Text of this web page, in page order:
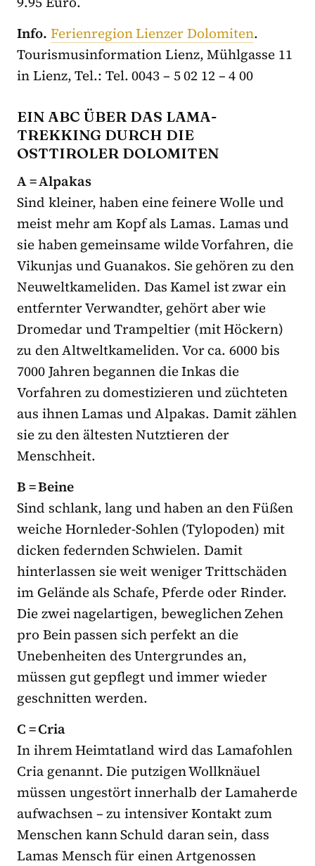
Info. Ferienregion Lienzer Dolomiten.
Tourismusinformation Lienz, Mühlgasse 11
in Lienz, Tel.: Tel. 0043 – 5 02 12 – 4 00
EIN ABC ÜBER DAS LAMA-
TREKKING DURCH DIE
OSTTIROLER DOLOMITEN
A = Alpakas
Sind kleiner, haben eine feinere Wolle und
meist mehr am Kopf als Lamas. Lamas und
sie haben gemeinsame wilde Vorfahren, die
Vikunjas und Guanakos. Sie gehören zu den
Neuweltkameliden. Das Kamel ist zwar ein
entfernter Verwandter, gehört aber wie
Dromedar und Trampeltier (mit Höckern)
zu den Altweltkameliden. Vor ca. 6000 bis
7000 Jahren begannen die Inkas die
Vorfahren zu domestizieren und züchteten
aus ihnen Lamas und Alpakas. Damit zählen
sie zu den ältesten Nutztieren der
Menschheit.
B = Beine
Sind schlank, lang und haben an den Füßen
weiche Hornleder-Sohlen (Tylopoden) mit
dicken federnden Schwielen. Damit
hinterlassen sie weit weniger Trittschäden
im Gelände als Schafe, Pferde oder Rinder.
Die zwei nagelartigen, beweglichen Zehen
pro Bein passen sich perfekt an die
Unebenheiten des Untergrundes an,
müssen gut gepflegt und immer wieder
geschnitten werden.
C = Cria
In ihrem Heimtatland wird das Lamafohlen
Cria genannt. Die putzigen Wollknäuel
müssen ungestört innerhalb der Lamaherde
aufwachsen – zu intensiver Kontakt zum
Menschen kann Schuld daran sein, dass
Lamas Mensch für einen Artgenossen